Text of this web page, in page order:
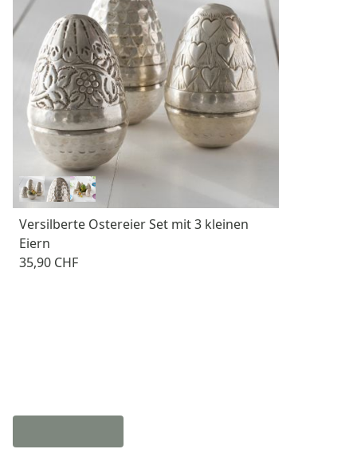
Versilberte Ostereier Set mit 3 kleinen
Eiern
35,90 CHF